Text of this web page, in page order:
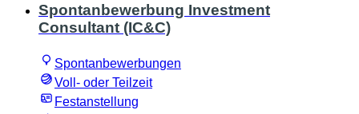
Spontanbewerbung Investment
Consultant (IC&C)
Spontanbewerbungen
Voll- oder Teilzeit
Festanstellung